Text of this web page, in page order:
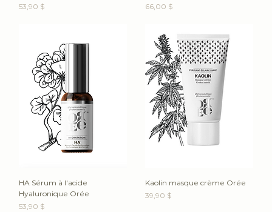
Prix
53,90 $
Prix
66,00 $
HA Sérum à l'acide
Hyaluronique Orée
Prix
53,90 $
Kaolin masque crème Orée
Prix
39,90 $